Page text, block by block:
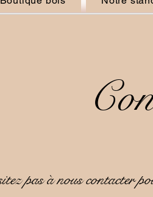
pas à nous contacter